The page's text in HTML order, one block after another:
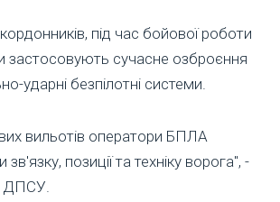
під час бойової роботи
застосовують сучасне озброєння
ударні безпілотні системи.
вильотів оператори БПЛА
позиції та техніку ворога", -
ДПСУ.